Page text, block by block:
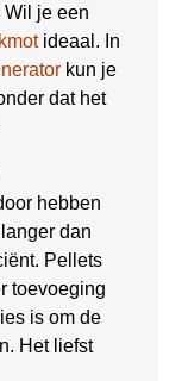
Wil je een
ideaal. In
kun je
dat het
hebben
dan
Pellets
toevoeging
is om de
Het liefst